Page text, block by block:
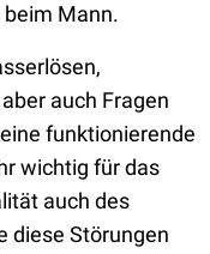
Mann.
auch Fragen
funktionierende
wichtig für das
auch des
diese Störungen